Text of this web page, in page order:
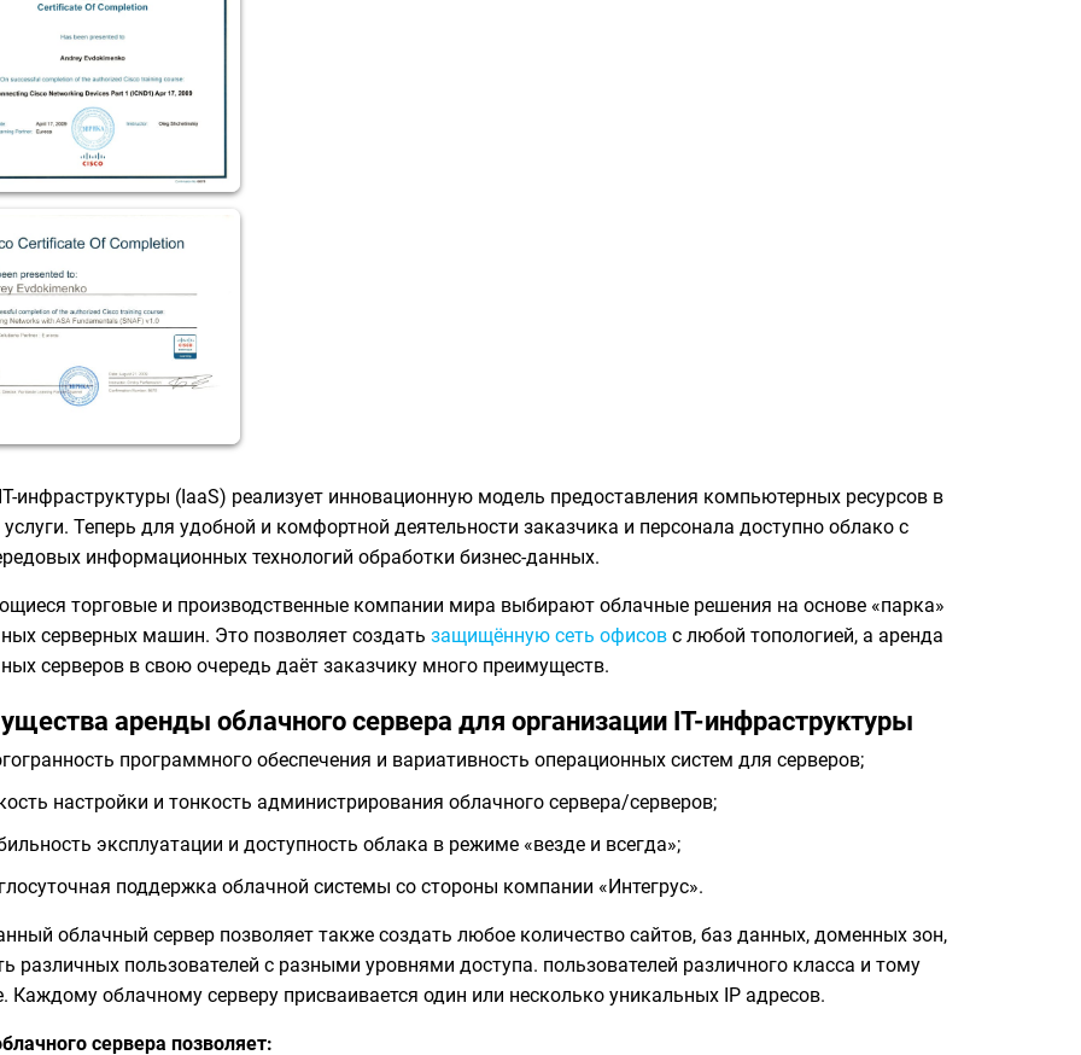
инфраструктуры (IaaS) реализует инновационную модель предоставления компьютерных ресурсов в
услуги. Теперь для удобной и комфортной деятельности заказчика и персонала доступно облако с
информационных технологий обработки бизнес-данных.
торговые и производственные компании мира выбирают облачные решения на основе «парка»
серверных машин. Это позволяет создать защищённую сеть офисов с любой топологией, а аренда
серверов в свою очередь даёт заказчику много преимуществ.
аренды облачного сервера для организации IT-инфраструктуры
программного обеспечения и вариативность операционных систем для серверов;
настройки и тонкость администрирования облачного сервера/серверов;
эксплуатации и доступность облака в режиме «везде и всегда»;
поддержка облачной системы со стороны компании «Интегрус».
облачный сервер позволяет также создать любое количество сайтов, баз данных, доменных зон,
различных пользователей с разными уровнями доступа. пользователей различного класса и тому
Каждому облачному серверу присваивается один или несколько уникальных IP адресов.
сервера позволяет: